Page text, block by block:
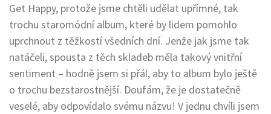
Get Happy, protože jsme chtěli udělat upřímné, tak
trochu staromódní album, které by lidem pomohlo
uprchnout z těžkostí všedních dní. Jenže jak jsme tak
natáčeli, spousta z těch skladeb měla takový vnitřní
sentiment – hodně jsem si přál, aby to album bylo ještě
o trochu bezstarostnější. Doufám, že je dostatečně
veselé, aby odpovídalo svému názvu! V jednu chvíli jsem